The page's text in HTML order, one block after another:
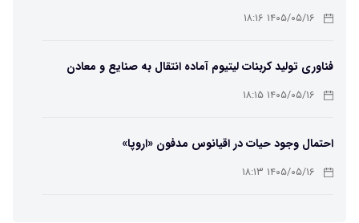
۱۴۰۵/۰۵/۱۶ ۱۸:۱۶
فناوری تولید کربنات لیتیوم آماده انتقال به صنایع و معادن
است۱۴۰۵/۰۵/۱۶ ۱۸:۱۵
احتمال وجود حیات در اقیانوس مدفون «اروپا»
۱۴۰۵/۰۵/۱۶ ۱۸:۱۳